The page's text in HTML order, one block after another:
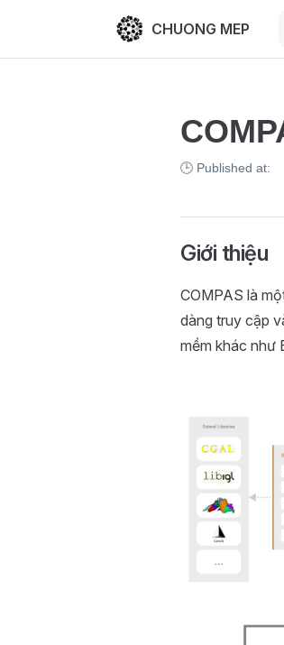
CHUONG MEP
🕒 Published at:
Giới thiệu
COMPAS là
dàng truy cập
mềm khác như